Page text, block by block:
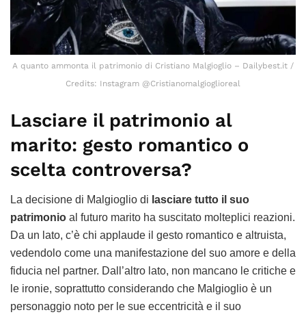
A quanto ammonta il patrimonio di Cristiano Malgioglio – Dailybest.it /
Credits: Instagram @Cristianomalgioglioreal
Lasciare il patrimonio al
marito: gesto romantico o
scelta controversa?
La decisione di Malgioglio di lasciare tutto il suo
patrimonio al futuro marito ha suscitato molteplici reazioni.
Da un lato, c’è chi applaude il gesto romantico e altruista,
vedendolo come una manifestazione del suo amore e della
fiducia nel partner. Dall’altro lato, non mancano le critiche e
le ironie, soprattutto considerando che Malgioglio è un
personaggio noto per le sue eccentricità e il suo